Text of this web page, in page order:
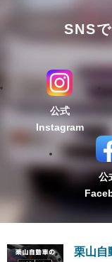
SNS
公式
Instagram
公
栗山自